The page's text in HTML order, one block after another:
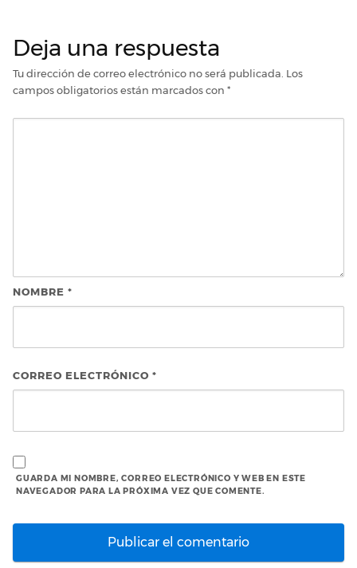
Deja una respuesta
Tu dirección de correo electrónico no será publicada. Los
campos obligatorios están marcados con *
NOMBRE *
CORREO ELECTRÓNICO *
GUARDA MI NOMBRE, CORREO ELECTRÓNICO Y WEB EN ESTE
NAVEGADOR PARA LA PRÓXIMA VEZ QUE COMENTE.